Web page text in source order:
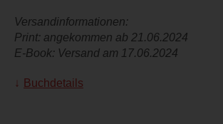
Versandinformationen:
Print: angekommen ab 21.06.2024
E-Book: Versand am 17.06.2024
Buchdetails